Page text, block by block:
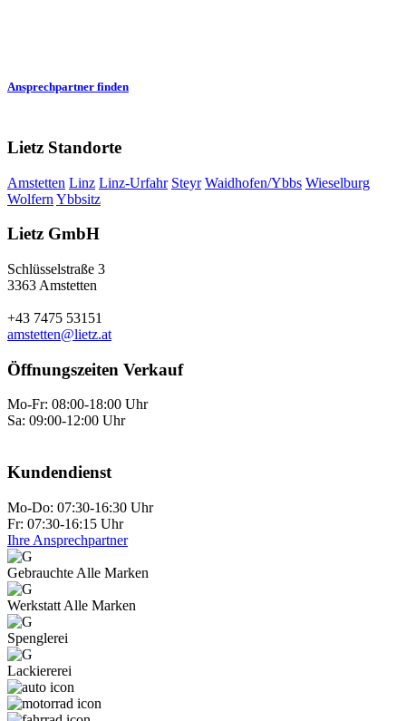
Ansprechpartner finden
Lietz Standorte
Amstetten Linz Linz-Urfahr Steyr Waidhofen/Ybbs Wieselburg
Wolfern Ybbsitz
Lietz GmbH
Schlüsselstraße 3
3363 Amstetten
+43 7475 53151
amstetten@lietz.at
Öffnungszeiten Verkauf
Mo-Fr: 08:00-18:00 Uhr
Sa: 09:00-12:00 Uhr
Kundendienst
Mo-Do: 07:30-16:30 Uhr
Fr: 07:30-16:15 Uhr
Ihre Ansprechpartner
Gebrauchte Alle Marken
Werkstatt Alle Marken
Spenglerei
Lackiererei